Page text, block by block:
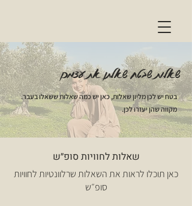
שאלות שבטח שאלתן את עצמכן
בטח יש לכן מליון שאלות, כאן יש כמה שאלות ששאלו בעבר.
מקווה שהן יעזרו לכן.
שאלות לחוויות סופ״ש
כאן תוכלו לראות את השאלות שרלוונטיות לחוויות
סופ״ש